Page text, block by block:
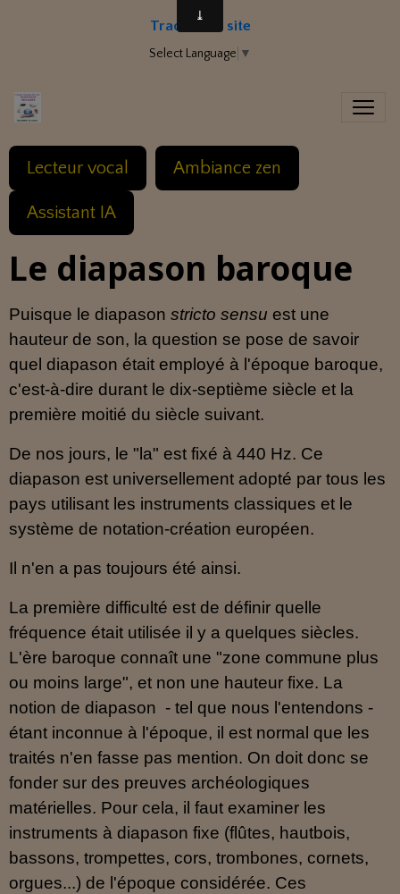
Traduire le site
Select Language ▼
Lecteur vocal Ambiance zen
Assistant IA
Le diapason baroque
Puisque le diapason stricto sensu est une
hauteur de son, la question se pose de savoir
quel diapason était employé à l'époque baroque,
c'est-à-dire durant le dix-septième siècle et la
première moitié du siècle suivant.
De nos jours, le "la" est fixé à 440 Hz. Ce
diapason est universellement adopté par tous les
pays utilisant les instruments classiques et le
système de notation-création européen.
Il n'en a pas toujours été ainsi.
La première difficulté est de définir quelle
fréquence était utilisée il y a quelques siècles.
L'ère baroque connaît une "zone commune plus
ou moins large", et non une hauteur fixe. La
notion de diapason - tel que nous l'entendons -
étant inconnue à l'époque, il est normal que les
traités n'en fasse pas mention. On doit donc se
fonder sur des preuves archéologiques
matérielles. Pour cela, il faut examiner les
instruments à diapason fixe (flûtes, hautbois,
bassons, trompettes, cors, trombones, cornets,
orgues...) de l'époque considérée. Ces